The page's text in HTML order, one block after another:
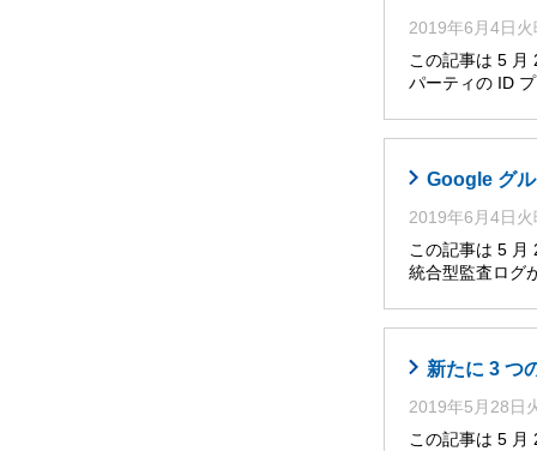
2019年6月4日火
この記事は 5 月
パーティの ID
Google グ
2019年6月4日火
この記事は 5 月
統合型監査ログ
新たに 3 つ
2019年5月28日
この記事は 5 月